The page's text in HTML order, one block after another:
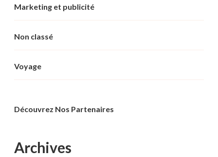
Marketing et publicité
Non classé
Voyage
Découvrez Nos Partenaires
Archives